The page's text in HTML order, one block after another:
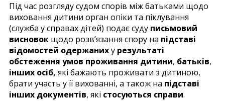
Під час розгляду судом спорів між батьками щодо
виховання дитини орган опіки та піклування
(служба у справах дітей) подає суду письмовий
висновок щодо розв’язання спору на підставі
відомостей одержаниху результаті
обстеження умов проживання дитини, батьків,
інших осіб, які бажають проживати з дитиною,
брати участь у її вихованні, а також на підставі
інших документів, які стосуються справи.